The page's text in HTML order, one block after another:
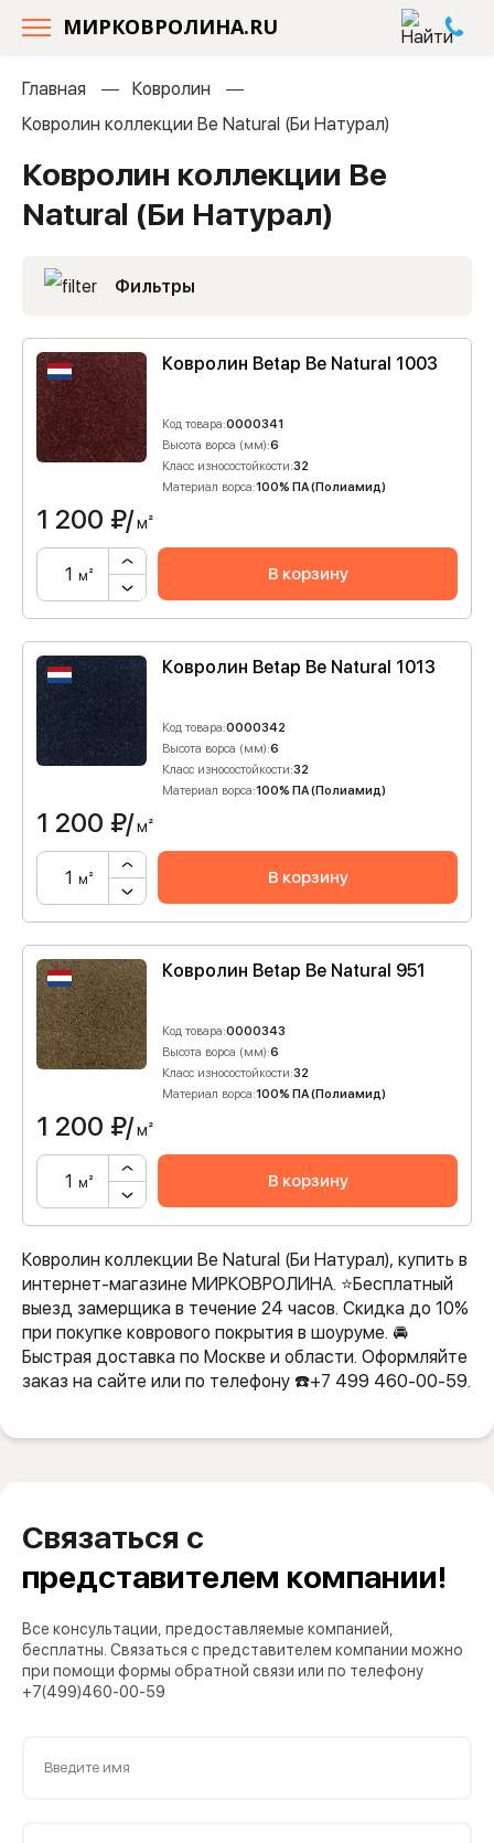
МИРКОВРОЛИНА.RU
Главная
Ковролин
Ковролин коллекции Be Natural (Би Натурал)
Ковролин коллекции Be
Natural (Би Натурал)
Фильтры
Ковролин Betap Be Natural 1003
Код товара:0000341
Высота ворса (мм):6
Класс износостойкости:32
Материал ворса:100% ПА (Полиамид)
1 200 ₽/м²
м² В корзину
Ковролин Betap Be Natural 1013
Код товара:0000342
Высота ворса (мм):6
Класс износостойкости:32
Материал ворса:100% ПА (Полиамид)
1 200 ₽/м²
м² В корзину
Ковролин Betap Be Natural 951
Код товара:0000343
Высота ворса (мм):6
Класс износостойкости:32
Материал ворса:100% ПА (Полиамид)
1 200 ₽/м²
м² В корзину
Ковролин коллекции Be Natural (Би Натурал), купить в
интернет-магазине МИРКОВРОЛИНА. ⭐️Бесплатный
выезд замерщика в течение 24 часов. Скидка до 10%
при покупке коврового покрытия в шоуруме. 🚘
Быстрая доставка по Москве и области. Оформляйте
заказ на сайте или по телефону ☎️+7 499 460-00-59.
Связаться с
представителем компании!
Все консультации, предоставляемые компанией,
бесплатны. Связаться с представителем компании можно
при помощи формы обратной связи или по телефону
+7(499)460-00-59
Введите имя